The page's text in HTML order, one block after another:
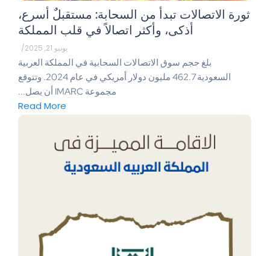
ثورة الاتصالات تبدأ من السحابة: مستقبلٌ أسرع،
أذكى، وأكثر اتصالاً في قلب المملكة
يونيو 21, 2025 /
بلغ حجم سوق الاتصالات السحابية في المملكة العربية
السعودية 462.7 مليون دولار أمريكي في عام 2024. وتتوقع
مجموعة IMARC أن يصل...
Read More